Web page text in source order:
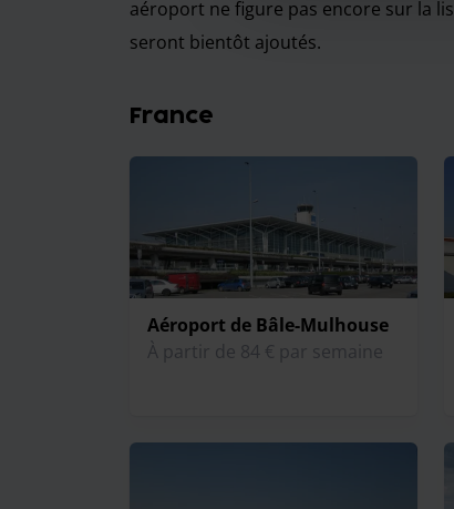
aéroport ne figure pas encore sur la
seront bientôt ajoutés.
France
Aéroport de Bâle-Mulhouse
À partir de 84 € par semaine